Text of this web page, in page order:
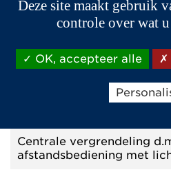
Achteruitrijsensoren
Anti-klem beveiliging
Centrale vergrendeling
afstandsbediening met
Deze site maakt gebruik
controle over wat
OK, accepteer alle